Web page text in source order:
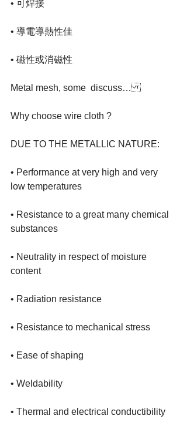
• 可焊接
• 導電導熱性佳
• 磁性或消磁性
Metal mesh, some  discuss…
Why choose wire cloth ?
DUE TO THE METALLIC NATURE:
• Performance at very high and very
low temperatures
• Resistance to a great many chemical
substances
• Neutrality in respect of moisture
content
• Radiation resistance
• Resistance to mechanical stress
• Ease of shaping
• Weldability
• Thermal and electrical conductibility